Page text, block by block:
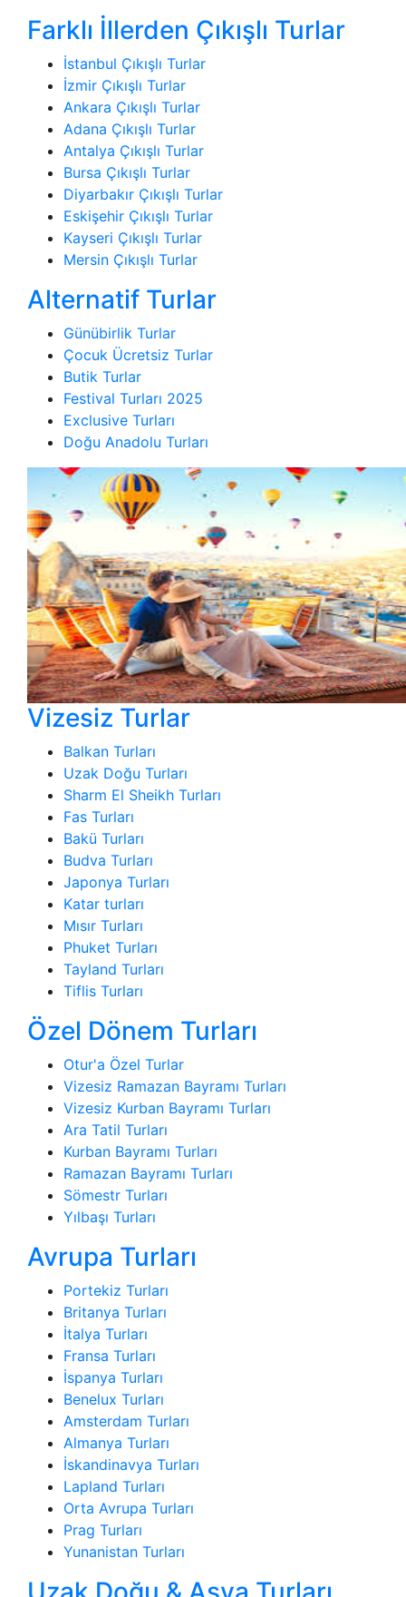
Farklı İllerden Çıkışlı Turlar
İstanbul Çıkışlı Turlar
İzmir Çıkışlı Turlar
Ankara Çıkışlı Turlar
Adana Çıkışlı Turlar
Antalya Çıkışlı Turlar
Bursa Çıkışlı Turlar
Diyarbakır Çıkışlı Turlar
Eskişehir Çıkışlı Turlar
Kayseri Çıkışlı Turlar
Mersin Çıkışlı Turlar
Alternatif Turlar
Günübirlik Turlar
Çocuk Ücretsiz Turlar
Butik Turlar
Festival Turları 2025
Exclusive Turları
Doğu Anadolu Turları
Vizesiz Turlar
Balkan Turları
Uzak Doğu Turları
Sharm El Sheikh Turları
Fas Turları
Bakü Turları
Budva Turları
Japonya Turları
Katar turları
Mısır Turları
Phuket Turları
Tayland Turları
Tiflis Turları
Özel Dönem Turları
Otur'a Özel Turlar
Vizesiz Ramazan Bayramı Turları
Vizesiz Kurban Bayramı Turları
Ara Tatil Turları
Kurban Bayramı Turları
Ramazan Bayramı Turları
Sömestr Turları
Yılbaşı Turları
Avrupa Turları
Portekiz Turları
Britanya Turları
İtalya Turları
Fransa Turları
İspanya Turları
Benelux Turları
Amsterdam Turları
Almanya Turları
İskandinavya Turları
Lapland Turları
Orta Avrupa Turları
Prag Turları
Yunanistan Turları